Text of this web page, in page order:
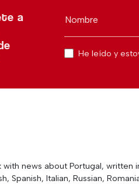
a
Nombre
He leído y
news about Portugal, written
Spanish, Italian, Russian,